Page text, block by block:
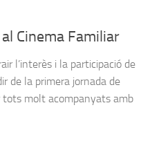
Cinema Familiar
l’interès i la participació de
de la primera jornada de
tots molt acompanyats amb